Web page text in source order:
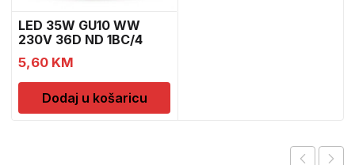
LED 35W GU10 WW
230V 36D ND 1BC/4
5,60 KM
Dodaj u košaricu